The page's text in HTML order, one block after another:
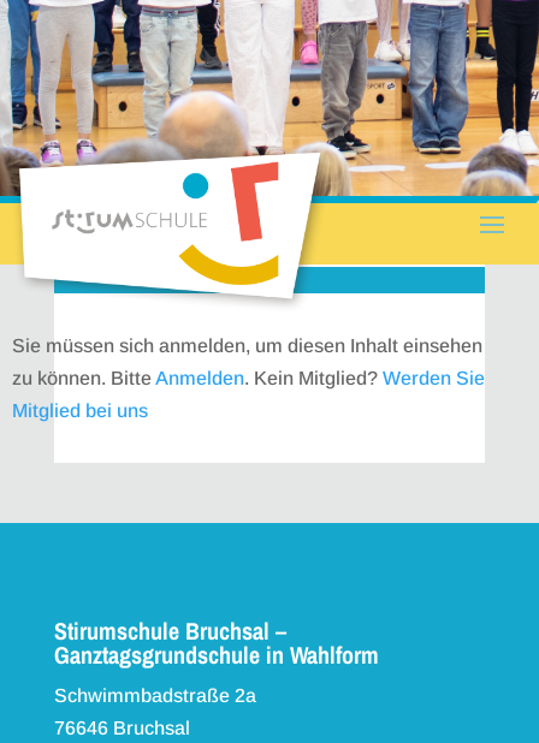
Sie müssen sich anmelden, um diesen Inhalt einsehen
zu können. BitteAnmelden. Kein Mitglied? Werden Sie
Mitglied bei uns
Stirumschule Bruchsal –
Ganztagsgrundschule in Wahlform
Schwimmbadstraße 2a
76646 Bruchsal